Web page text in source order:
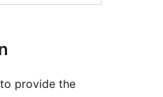
provide the